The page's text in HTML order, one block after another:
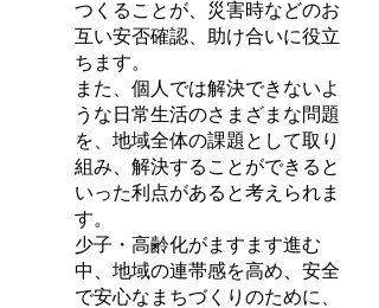
つくることが、災害時などのお
互い安否確認、助け合いに役立
ちます。
また、個人では解決できないよ
うな日常生活のさまざまな問題
を、地域全体の課題として取り
組み、解決することができると
いった利点があると考えられま
す。
少子・高齢化がますます進む
中、地域の連帯感を高め、安全
で安心なまちづくりのために、